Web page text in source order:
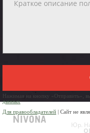
Нажимая на кнопку «Отправить»,
данных
Для правообладателей | Сайт не
Юр.